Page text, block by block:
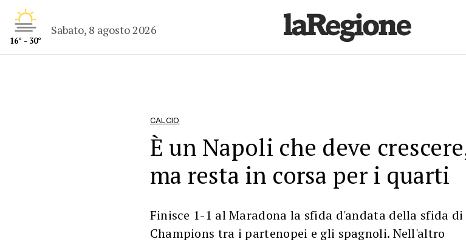
16° - 30°
Sabato, 8 agosto 2026
CALCIO
È un Napoli che deve
ma resta in corsa per i quarti
Finisce 1-1 al Maradona la sfida d'andata della sfida di
Champions tra i partenopei e gli spagnoli. Nell'altro